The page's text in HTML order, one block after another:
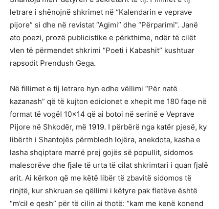
letrare i shënojnë shkrimet në “Kalendarin e veprave
pijore” si dhe në revistat “Agimi” dhe “Përparimi”. Janë
ato poezi, prozë publicistike e përkthime, ndër të cilët
vlen të përmendet shkrimi “Poeti i Kabashit” kushtuar
rapsodit Prendush Gega.
Në fillimet e tij letrare hyn edhe vëllimi “Për natë
kazanash” që të kujton edicionet e xhepit me 180 faqe në
format të vogël 10×14 që ai botoi në serinë e Veprave
Pijore në Shkodër, më 1919. I përbërë nga katër pjesë, ky
libërth i Shantojës përmbledh lojëra, anekdota, kasha e
lasha shqiptare marrë prej gojës së popullit, sidomos
malesorëve dhe fjale të urta të cilat shkrimtari i quan fjalë
arit. Ai kërkon që me këtë libër të zbavitë sidomos të
rinjtë, kur shkruan se qëllimi i këtyre pak fletëve është
“m’cil e qesh” për të cilin ai thotë: “kam me kenë konend